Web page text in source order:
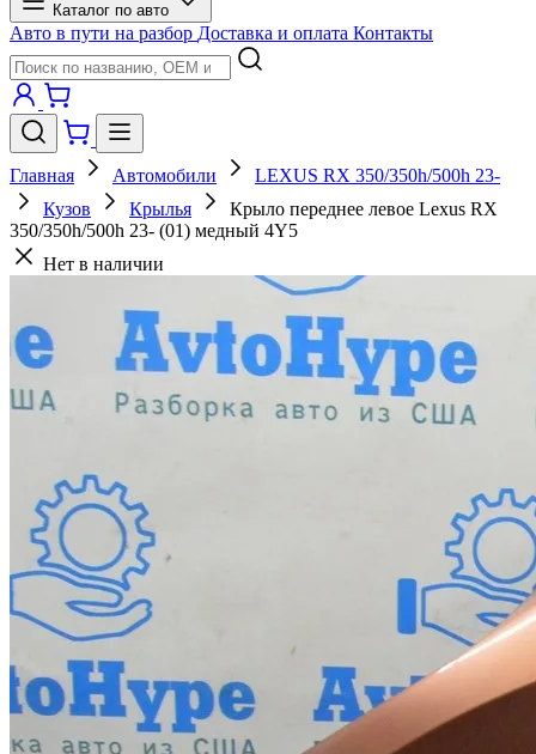
Каталог по авто
Авто в пути на разбор Доставка и оплата Контакты
Главная Автомобили
LEXUS RX 350/350h/500h 23-
Кузов
Крылья
Крыло переднее левое Lexus RX
350/350h/500h 23- (01) медный 4Y5
Нет в наличии